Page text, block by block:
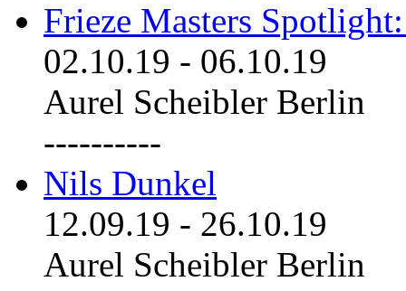
Frieze Masters
02.10.19 - 06.10.19
Aurel Scheibler Berlin
----------
Nils Dunkel
12.09.19 - 26.10.19
Aurel Scheibler Berlin